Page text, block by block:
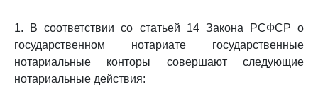
1. В соответствии со статьей 14 Закона РСФСР о
государственном нотариате государственные
нотариальные конторы совершают следующие
нотариальные действия: